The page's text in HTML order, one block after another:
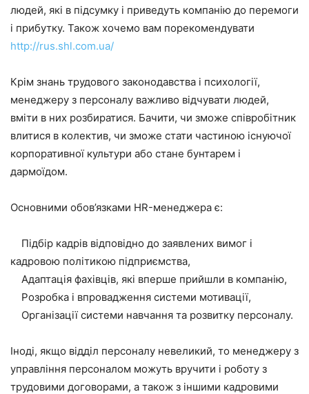
людей, які в підсумку і приведуть компанію до перемоги
і прибутку. Також хочемо вам порекомендувати
http://rus.shl.com.ua/
Крім знань трудового законодавства і психології,
менеджеру з персоналу важливо відчувати людей,
вміти в них розбиратися. Бачити, чи зможе співробітник
влитися в колектив, чи зможе стати частиною існуючої
корпоративної культури або стане бунтарем і
дармоїдом.
Основними обов’язками HR-менеджера є:
Підбір кадрів відповідно до заявлених вимог і
кадровою політикою підприємства,
Адаптація фахівців, які вперше прийшли в компанію,
Розробка і впровадження системи мотивації,
Організації системи навчання та розвитку персоналу.
Іноді, якщо відділ персоналу невеликий, то менеджеру з
управління персоналом можуть вручити і роботу з
трудовими договорами, а також з іншими кадровими